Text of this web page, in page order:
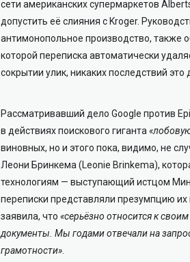
сети американских супермаркетов
допустить её слияния с Kroger.
антимонопольное производство, также
которой переписка автоматически
сокрытии улик, никаких последствий это
Рассматривавший дело Google против
в действиях поискового гиганта
виновных, но и этого пока, видимо, не
Леони Бринкема (Leonie Brinkema),
технологиям — выступающий истцом
переписки представляли презумпцию их
заявила, что «серьёзно относится к
документы. Мы годами отвечали на
грамотности»